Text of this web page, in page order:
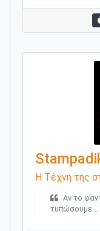
Η Τέχνη της
Αν το
τυπώσουμε...